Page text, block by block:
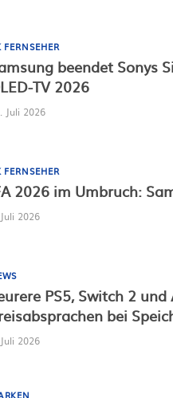
FERNSEHER
beendet Sonys
TV 2026
Juli 2026
FERNSEHER
2026 im Umbruch:
2026
PS5, Switch 2 und
bei
2026